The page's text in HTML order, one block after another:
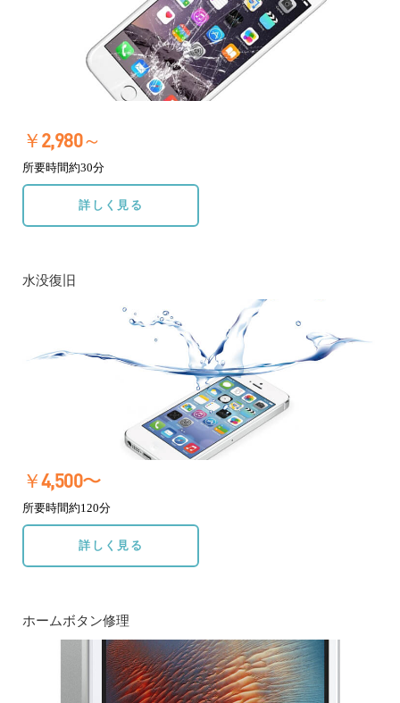
￥2,980～
所要時間約30分
詳しく見る
水没復旧
￥4,500〜
所要時間約120分
詳しく見る
ホームボタン修理